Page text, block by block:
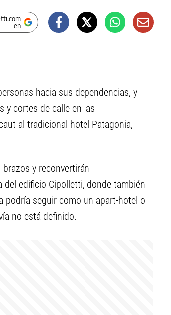
en
hacia sus dependencias, y
y cortes de calle en las
al tradicional hotel Patagonia,
y reconvertirán
del edificio Cipolletti, donde también
podría seguir como un apart-hotel o
no está definido.